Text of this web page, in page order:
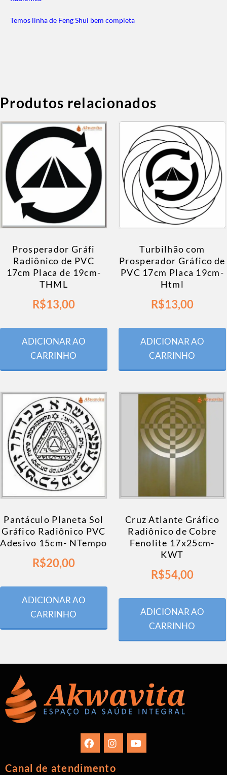
Temos linha de Feng Shui bem completa
Produtos relacionados
Prosperador Gráfi
Radiônico de PVC
17cm Placa de 19cm-
THML
R$13,00
ADICIONAR AO
CARRINHO
Turbilhão com
Prosperador Gráfico de
PVC 17cm Placa 19cm-
Html
R$13,00
ADICIONAR AO
CARRINHO
Pantáculo Planeta Sol
Gráfico Radiônico PVC
Adesivo 15cm- NTempo
R$20,00
ADICIONAR AO
CARRINHO
Cruz Atlante Gráfico
Radiônico de Cobre
Fenolite 17x25cm-
KWT
R$54,00
ADICIONAR AO
CARRINHO
Canal de atendimento